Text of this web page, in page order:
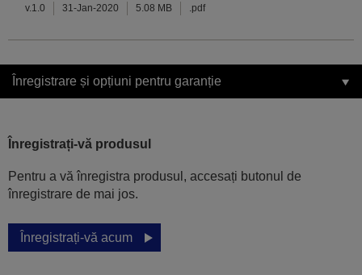
v.1.0 31-Jan-2020 5.08 MB .pdf
Înregistrare și opțiuni pentru garanție
Înregistrați-vă produsul
Pentru a vă înregistra produsul, accesați butonul de
înregistrare de mai jos.
Înregistrați-vă acum